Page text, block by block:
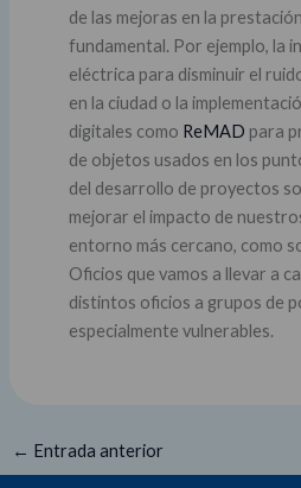
de las mejoras en la
fundamental. Por ejemplo, la
eléctrica para disminuir el
en la ciudad o la
digitales como ReMAD para
de objetos usados en los
del desarrollo de proyectos
mejorar el impacto de
entorno más cercano, como
Oficios que vamos a llevar a
distintos oficios a grupos de
especialmente vulnerables.
← Entrada anterior